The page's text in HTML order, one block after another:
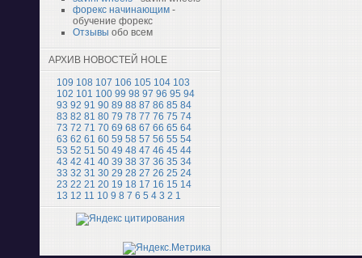
форекс начинающим -
обучение форекс
Отзывы обо всем
АРХИВ НОВОСТЕЙ HOLE
109 108 107 106 105 104 103
102 101 100 99 98 97 96 95 94
93 92 91 90 89 88 87 86 85 84
83 82 81 80 79 78 77 76 75 74
73 72 71 70 69 68 67 66 65 64
63 62 61 60 59 58 57 56 55 54
53 52 51 50 49 48 47 46 45 44
43 42 41 40 39 38 37 36 35 34
33 32 31 30 29 28 27 26 25 24
23 22 21 20 19 18 17 16 15 14
13 12 11 10 9 8 7 6 5 4 3 2 1